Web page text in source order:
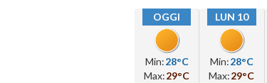
OGGI
Min:28°C
Max:29°C
LUN 10
Min:28°C
Max:29°C